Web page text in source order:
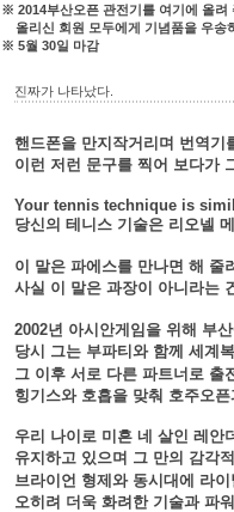
※ 2014부산오픈 관전기를 여기에 올려
올리신 회원 모두에게 기념품을 우송
※ 5월 30일 마감
진짜가 나타났다.
핸드폰을 만지작거리며 번역기
이런 저런 문구를 찍어 보다가
Your tennis technique is
당신의 테니스 기술은 리오넬
이 말은 파에스를 만나면 해 줄
사실 이 말은 과장이 아니라는
2002년 아시안게임을 위해 부
당시 그는 부파티와 함께 세계
그 이후 서로 다른 파트너로 출
힝기스와 호흡을 맞춰 호주오
우리 나이로 미흔 네 살인 레안
유지하고 있으며 그 만의 감각
브라이언 형제와 동시대에 라
오히려 더욱 화려한 기술과 파